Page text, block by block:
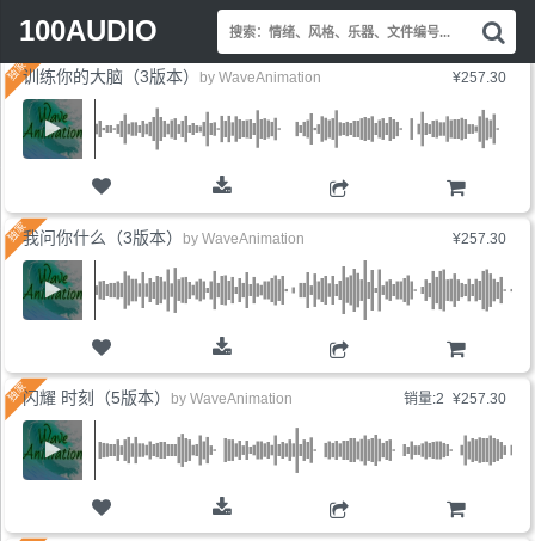
100AUDIO
Search
索
情
器
文
展开标签 价格最低
¥257.30
训练你的大脑（3版本） by WaveAnimation
¥257.30
我问你什么（3版本） by WaveAnimation
销量:2 ¥257.30
闪耀 时刻（5版本） by WaveAnimation